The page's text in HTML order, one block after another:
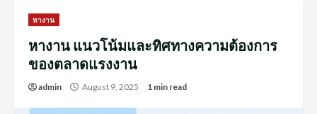
หางาน
หางาน แนวโน้มและทิศทางความต้องการ
ของตลาดแรงงาน
admin August 9, 2025 1 min read